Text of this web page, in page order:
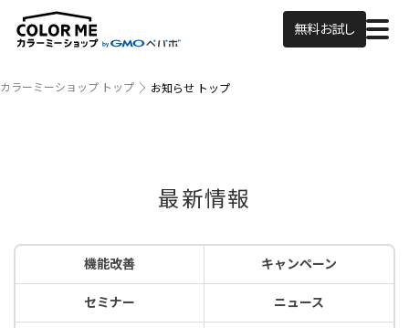
無料お試し
カラーミーショップ トップ お知らせ トップ
最新情報
機能改善 キャンペーン
セミナー ニュース